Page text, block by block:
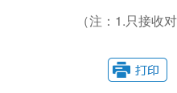
（注：1.只接收